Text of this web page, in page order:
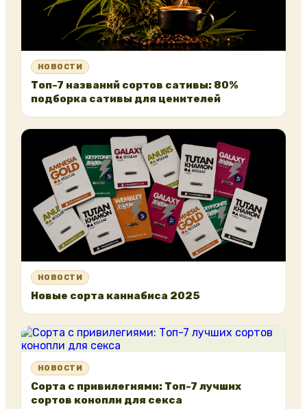
НОВОСТИ
Топ-7 названий сортов сативы: 80%
подборка сативы для ценителей
НОВОСТИ
Новые сорта каннабиса 2025
НОВОСТИ
Сорта с привилегиями: Топ-7 лучших
сортов конопли для секса